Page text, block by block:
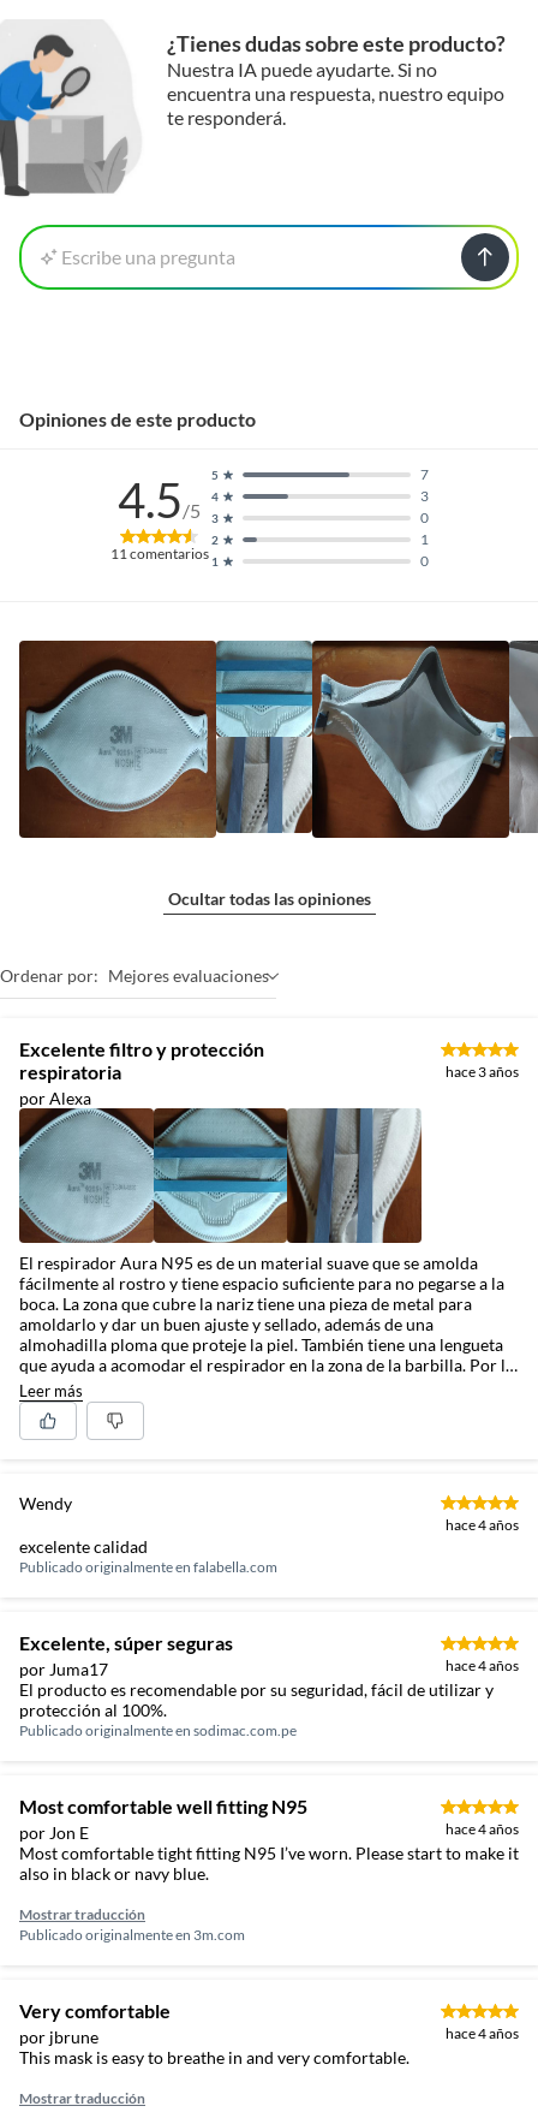
¿Tienes dudas sobre este producto?
Nuestra IA puede ayudarte. Si no
encuentra una respuesta, nuestro equipo
te responderá.
Escribe una pregunta
Opiniones de este producto
4.5/5
11comentarios 1 0
2 1
3 0
4 3
5 7
Ocultar todas las opiniones
Ordenar por: Mejores evaluaciones
Excelente filtro y protección
respiratoria
por Alexa
hace 3 años
El respirador Aura N95 es de un material suave que se amolda
fácilmente al rostro y tiene espacio suficiente para no pegarse a la
boca. La zona que cubre la nariz tiene una pieza de metal para
amoldarlo y dar un buen ajuste y sellado, además de una
almohadilla ploma que proteje la piel. También tiene una lengueta
que ayuda a acomodar el respirador en la zona de la barbilla. Por lo
cómodo que es, te olvidas que lo llevas puesto. No da calor y es fácil
respirar. Es magnífico para evitar alergias si se tiene que estar en un
ambiente con polen, ácaros o moho. No se siente para nada el
típico olor a húmedad o a guardado mientras lo llevas puesto y se
transparente sellada.
Leer más
Wendy
hace 4 años
excelente calidad
Publicado originalmente en falabella.com
Excelente, súper seguras
por Juma17 hace 4 años
El producto es recomendable por su seguridad, fácil de utilizar y
protección al 100%.
Publicado originalmente en sodimac.com.pe
Most comfortable well fitting N95
por Jon E hace 4 años
Most comfortable tight fitting N95 I’ve worn. Please start to make it
also in black or navy blue.
Mostrar traducción
Publicado originalmente en 3m.com
Very comfortable
por jbrune hace 4 años
This mask is easy to breathe in and very comfortable.
Mostrar traducción